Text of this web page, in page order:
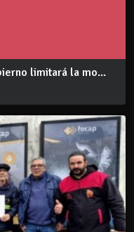
limitará la mo...